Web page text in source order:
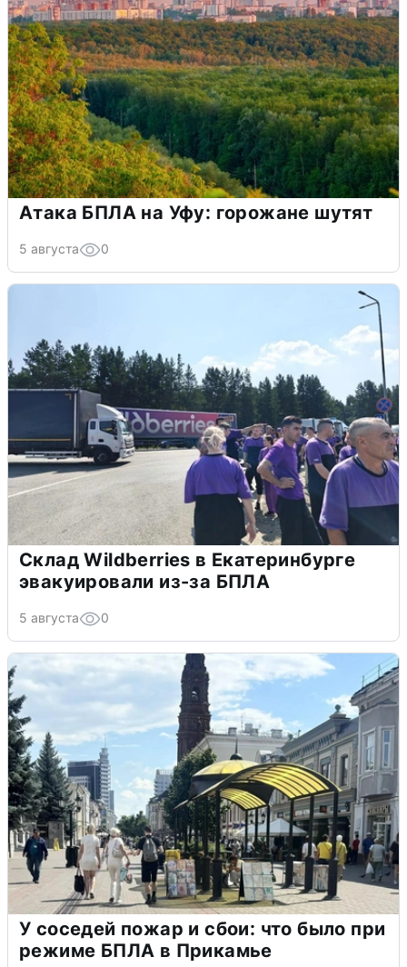
Атака БПЛА на Уфу: горожане шутят
5 августа 0
Склад Wildberries в Екатеринбурге
эвакуировали из-за БПЛА
5 августа 0
У соседей пожар и сбои: что было при
режиме БПЛА в Прикамье